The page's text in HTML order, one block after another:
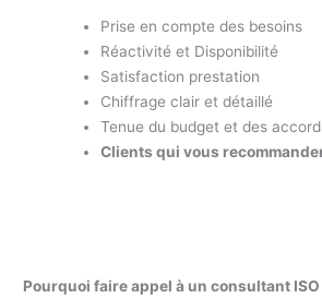
Prise en compte des besoins
Réactivité et Disponibilité
Satisfaction prestation
Chiffrage clair et détaillé
Tenue du budget et des
Clients qui vous
Pourquoi faire appel à un consultant ISO